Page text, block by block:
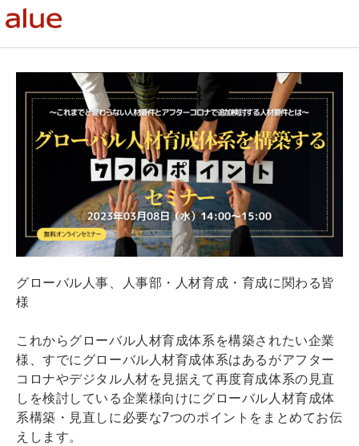
グローバル人事、人事部・人材育成・育成に関わる皆
様
これからグローバル人材育成体系を構築されたい企業
様、すでにグローバル人材育成体系はあるがアフター
コロナやデジタル人材を見据えて再度育成体系の見直
しを検討している企業様向けにグローバル人材育成体
系構築・見直しに必要な7つのポイントをまとめてお伝
えします。